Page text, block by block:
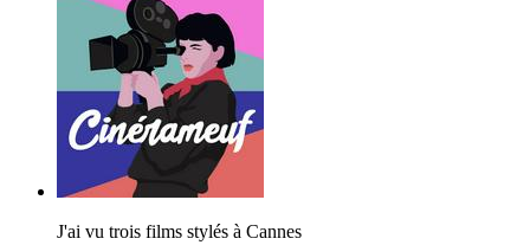
J'ai vu trois films stylés à Cannes